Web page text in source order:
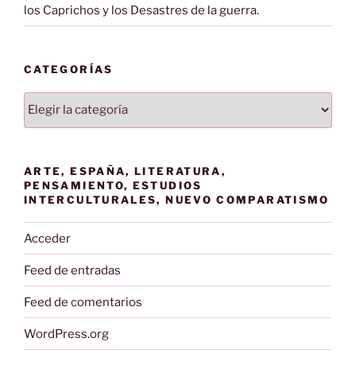
los Caprichos y los Desastres de la guerra.
CATEGORÍAS
Categorías
ARTE, ESPAÑA, LITERATURA,
PENSAMIENTO, ESTUDIOS
INTERCULTURALES, NUEVO COMPARATISMO
Acceder
Feed de entradas
Feed de comentarios
WordPress.org